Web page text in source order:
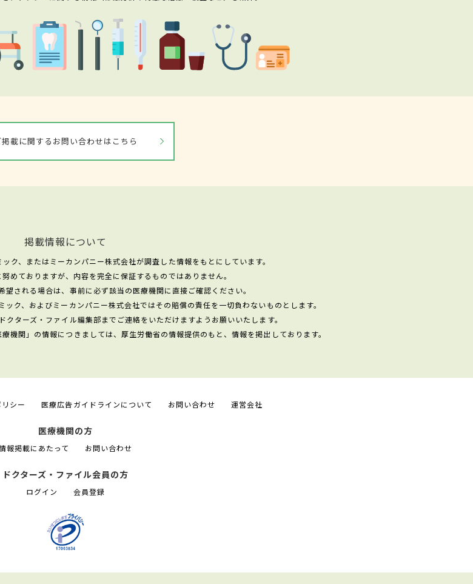
掲載に関するお問い合わせはこちら
掲載情報について
ク、またはミーカンパニー株式会社が調査した情報をもとにしています。
めておりますが、内容を完全に保証するものではありません。
望される場合は、事前に必ず該当の医療機関に直接ご確認ください。
ク、およびミーカンパニー株式会社ではその賠償の責任を一切負わないものとします。
ターズ・ファイル編集部までご連絡をいただけますようお願いいたします。
機関」の情報につきましては、厚生労働省の情報提供のもと、情報を掲出しております。
シー 医療広告ガイドラインについて お問い合わせ 運営会社
医療機関の方
報掲載にあたって お問い合わせ
ドクターズ・ファイル会員の方
ログイン 会員登録